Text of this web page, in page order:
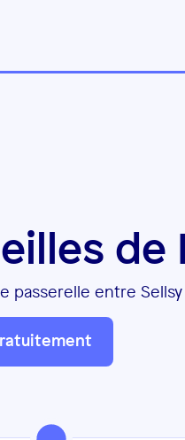
passerelle entre